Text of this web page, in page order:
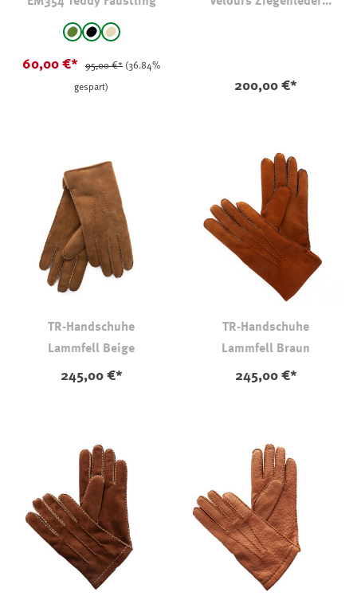
auswählen
Oliv-Khaki
schwarz
beige
60,00 €* 95,00 €* (36.84%
gespart) 200,00 €*
TR-Handschuhe
Lammfell Beige
245,00 €*
TR-Handschuhe
Lammfell Braun
245,00 €*